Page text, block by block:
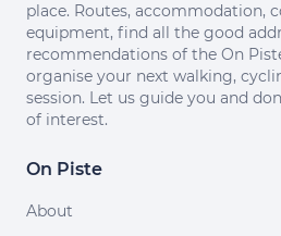
place. Routes, accommodation,
equipment, find all the good
recommendations of the On
organise your next walking,
session. Let us guide you and
of interest.
On Piste
About